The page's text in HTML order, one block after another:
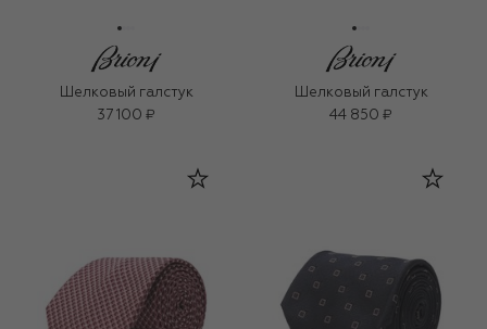
Шелковый галстук
37 100 ₽
Шелковый галстук
44 850 ₽